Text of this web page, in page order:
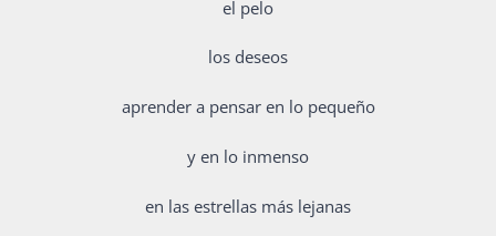
el pelo
los deseos
aprender a pensar en lo pequeño
y en lo inmenso
en las estrellas más lejanas